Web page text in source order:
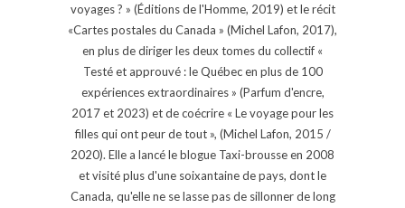
voyages ? » (Éditions de l'Homme, 2019) et le récit
«Cartes postales du Canada » (Michel Lafon, 2017),
en plus de diriger les deux tomes du collectif «
Testé et approuvé : le Québec en plus de 100
expériences extraordinaires » (Parfum d'encre,
2017 et 2023) et de coécrire « Le voyage pour les
filles qui ont peur de tout », (Michel Lafon, 2015 /
2020). Elle a lancé le blogue Taxi-brousse en 2008
et visité plus d'une soixantaine de pays, dont le
Canada, qu'elle ne se lasse pas de sillonner de long